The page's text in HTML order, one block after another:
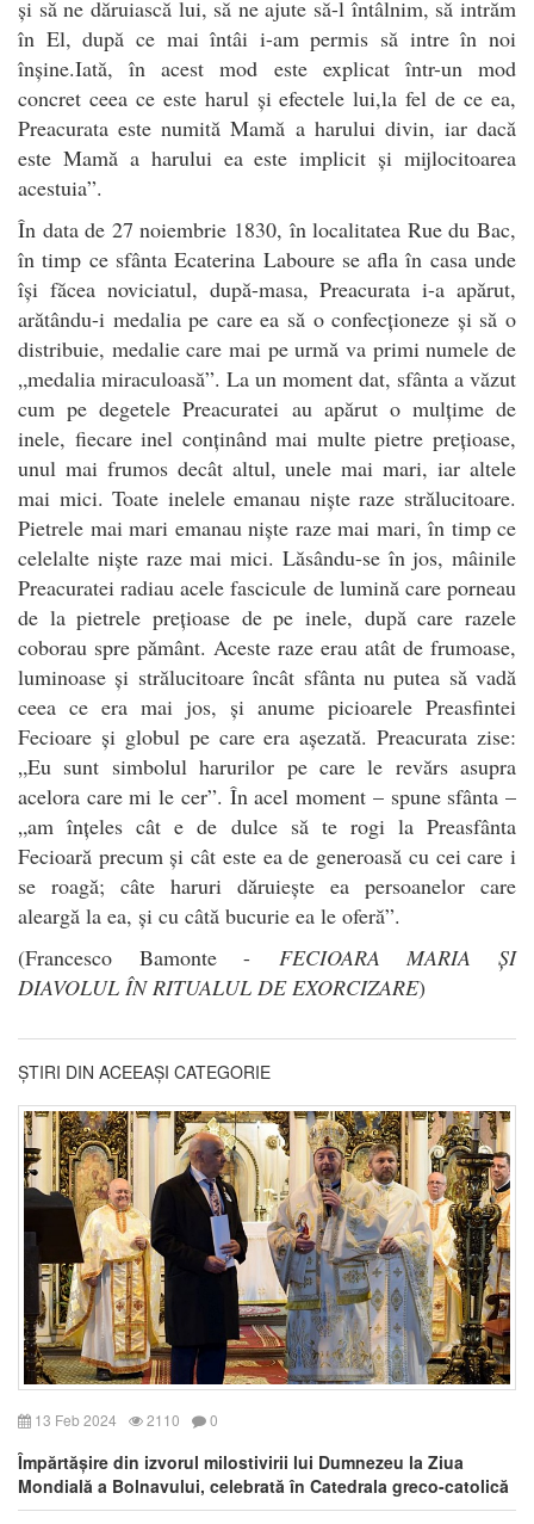
și să ne dăruiască lui, să ne ajute să-l întâlnim, să intrăm
în El, după ce mai întâi i-am permis să intre în noi
înșine.Iată, în acest mod este explicat într-un mod
concret ceea ce este harul și efectele lui,la fel de ce ea,
Preacurata este numită Mamă a harului divin, iar dacă
este Mamă a harului ea este implicit și mijlocitoarea
acestuia”.
În data de 27 noiembrie 1830, în localitatea Rue du Bac,
în timp ce sfânta Ecaterina Laboure se afla în casa unde
își făcea noviciatul, după-masa, Preacurata i-a apărut,
arătându-i medalia pe care ea să o confecționeze și să o
distribuie, medalie care mai pe urmă va primi numele de
„medalia miraculoasă”. La un moment dat, sfânta a văzut
cum pe degetele Preacuratei au apărut o mulțime de
inele, fiecare inel conținând mai multe pietre prețioase,
unul mai frumos decât altul, unele mai mari, iar altele
mai mici. Toate inelele emanau niște raze strălucitoare.
Pietrele mai mari emanau niște raze mai mari, în timp ce
celelalte niște raze mai mici. Lăsându-se în jos, mâinile
Preacuratei radiau acele fascicule de lumină care porneau
de la pietrele prețioase de pe inele, după care razele
coborau spre pământ. Aceste raze erau atât de frumoase,
luminoase și strălucitoare încât sfânta nu putea să vadă
ceea ce era mai jos, și anume picioarele Preasfintei
Fecioare și globul pe care era așezată. Preacurata zise:
„Eu sunt simbolul harurilor pe care le revărs asupra
acelora care mi le cer”. În acel moment – spune sfânta –
„am înțeles cât e de dulce să te rogi la Preasfânta
Fecioară precum și cât este ea de generoasă cu cei care i
se roagă; câte haruri dăruiește ea persoanelor care
aleargă la ea, și cu câtă bucurie ea le oferă”.
(Francesco Bamonte - FECIOARA MARIA ȘI
DIAVOLUL ÎN RITUALUL DE EXORCIZARE)
ȘTIRI DIN ACEEAȘI CATEGORIE
13 Feb 2024 2110 0
Împărtășire din izvorul milostivirii lui Dumnezeu la Ziua
Mondială a Bolnavului, celebrată în Catedrala greco-catolică
clujeană